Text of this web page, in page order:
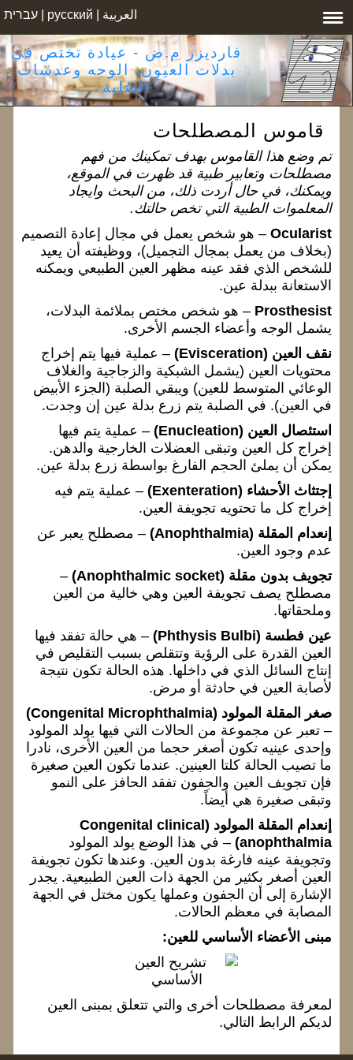
العربية|
русский
| עברית
فارديزر م.ض - عيادة تختص في
بدلات العيون، الوجه وعدسات
الصُلبة
قاموس المصطلحات
تم وضع هذا القاموس بهدف تمكينك من فهم
مصطلحات وتعابير طبية قد ظهرت في الموقع،
ويمكنك، في حال أردت ذلك، من البحث وايجاد
المعلموات الطبية التي تخص حالتك.
Ocularist– هو شخص يعمل في مجال إعادة التصميم
(بخلاف من يعمل بمجال التجميل)، ووظيفته أن يعيد
للشخص الذي فقد عينه مظهر العين الطبيعي ويمكنه
الاستعانة ببدلة عين.
Prosthesist– هو شخص مختص بملائمة البدلات،
يشمل الوجه وأعضاء الجسم الأخرى.
نقف العين (Evisceration)
– عملية فيها يتم إخراج
محتويات العين (يشمل الشبكية والزجاجية والغلاف
الوعائي المتوسط للعين) ويبقي الصلبة (الجزء الأبيض
في العين). في الصلبة يتم زرع بدلة عين إن وجدت.
استئصال العين (Enucleation)
– عملية يتم فيها
إخراج كل العين وتبقى العضلات الخارجية والدهن.
يمكن أن يملئ الحجم الفارغ بواسطة زرع بدلة عين.
إجتثاث الأحشاء (Exenteration)
– عملية يتم فيه
إخراج كل ما تحتويه تجويفة العين.
إنعدام المقلة (Anophthalmia)
– مصطلح يعبر عن
عدم وجود العين.
تجويف بدون مقلة (Anophthalmic socket)
–
مصطلح يصف تجويفة العين وهي خالية من العين
وملحقاتها.
عين فطسة (Phthysis Bulbi)
– هي حالة تفقد فيها
العين القدرة على الرؤية وتتقلص بسبب التقليص في
إنتاج السائل الذي في داخلها. هذه الحالة تكون نتيجة
لأصابة العين في حادثة أو مرض.
صغر المقلة المولود (Congenital Microphthalmia)
– تعبر عن مجموعة من الحالات التي فيها يولد المولود
وإحدى عينيه تكون أصغر حجما من العين الأخرى، نادرا
ما تصيب الحالة كلتا العينين. عندما تكون العين صغيرة
فإن تجويف العين والجفون تفقد الحافز على النمو
وتبقى صغيرة هي أيضاً.
إنعدام المقلة المولود (Congenital clinical
anophthalmia) – في هذا الوضع يولد المولود
وتجويفة عينه فارغة بدون العين. وعندها تكون تجويفة
العين أصغر بكثير من الجهة ذات العين الطبيعية. يجدر
الإشارة إلى أن الجفون وعملها يكون مختل في الجهة
المصابة في معظم الحالات.
مبنى الأعضاء الأساسي للعين:
لمعرفة مصطلحات أخرى والتي تتعلق بمبنى العين
لديكم الرابط التالي.